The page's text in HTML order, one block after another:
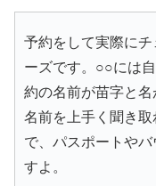
予約をして実際に
ーズです。○○には
約の名前が苗字と
名前を上手く聞き
で、パスポートや
すよ。